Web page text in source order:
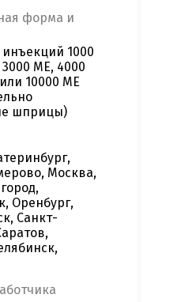
форма и
1000
МЕ, 4000
10000 МЕ
шприцы)
Москва,
Оренбург,
Санкт-